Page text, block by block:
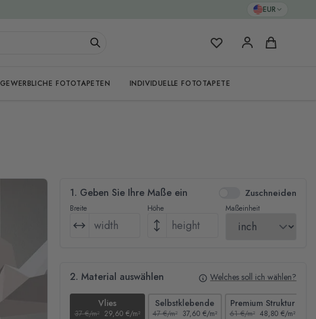
EUR
Meine FavoritenWarenkorb
GEWERBLICHE FOTOTAPETEN INDIVIDUELLE FOTOTAPETE
1. Geben Sie Ihre Maße ein Zuschneiden
Breite Höhe Maßeinheit
2. Material auswählen Welches soll ich wählen?
Vlies
37 €/m² 29,60 €/m²
Selbstklebende
47 €/m² 37,60 €/m²
Premium Struktur
61 €/m² 48,80 €/m²